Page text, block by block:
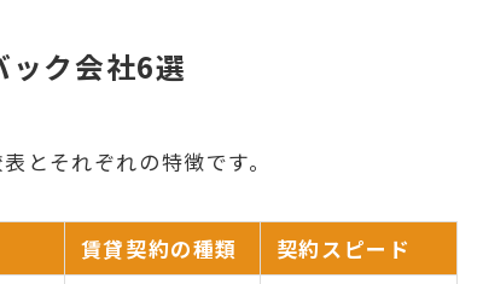
ック会社6選
とそれぞれの特徴です。
賃貸契約の種類
契約スピード